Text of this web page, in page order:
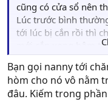
cũng có cửa sổ nên
Lúc trước bình
tới lúc bị cắn rồi thì
mới cắn xong hôm
uống rồi
Bạn gọi nanny tới
hòm cho nó vô nằm
đâu. Kiếm trong